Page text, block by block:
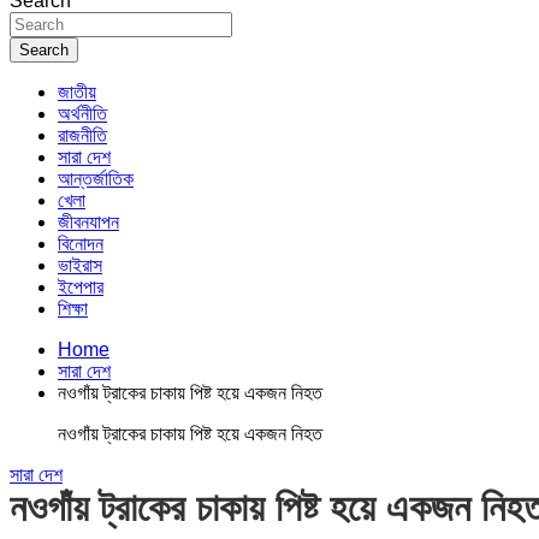
Search
জাতীয়
অর্থনীতি
রাজনীতি
সারা দেশ
আন্তর্জাতিক
খেলা
জীবনযাপন
বিনোদন
ভাইরাস
ইপেপার
শিক্ষা
Home
সারা দেশ
নওগাঁয় ট্রাকের চাকায় পিষ্ট হয়ে একজন নিহত
নওগাঁয় ট্রাকের চাকায় পিষ্ট হয়ে একজন নিহত
সারা দেশ
নওগাঁয় ট্রাকের চাকায় পিষ্ট হয়ে একজন